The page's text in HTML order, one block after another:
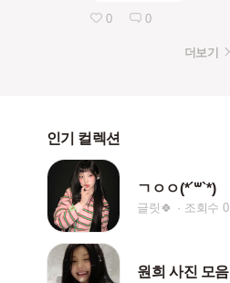
0 0
더보기
인기 컬렉션
ㄱㅇㅇ(*´꒳`*)
글릿🍀 조회수 0